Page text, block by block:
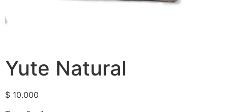
Yute Natural
$ 10.000